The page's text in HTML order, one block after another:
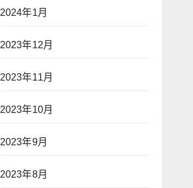
2024年1月
2023年12月
2023年11月
2023年10月
2023年9月
2023年8月